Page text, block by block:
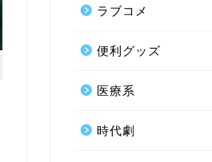
ラブコメ
便利グッズ
医療系
時代劇